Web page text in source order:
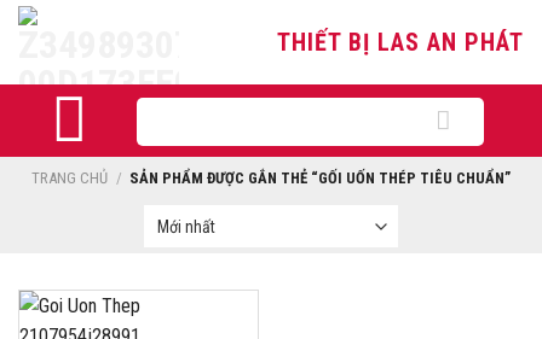
Skip
THIẾT BỊ LAS AN PHÁT
kiếm:
TRANG CHỦ / SẢN PHẨM ĐƯỢC GẮN THẺ “GỐI UỐN THÉP TIÊU CHUẨN”